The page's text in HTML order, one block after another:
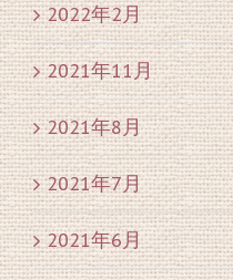
2022年2月
2021年11月
2021年8月
2021年7月
2021年6月